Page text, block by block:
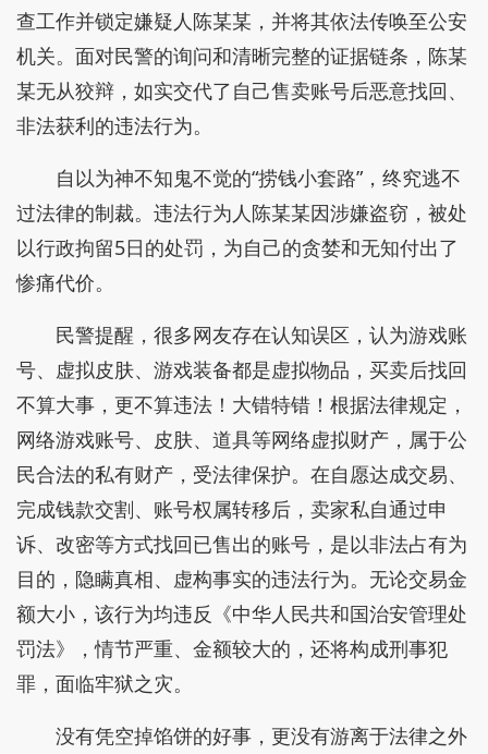
查工作并锁定嫌疑人陈某某，并将其依法传唤至公安
机关。面对民警的询问和清晰完整的证据链条，陈某
某无从狡辩，如实交代了自己售卖账号后恶意找回、
非法获利的违法行为。
自以为神不知鬼不觉的“捞钱小套路”，终究逃不
过法律的制裁。违法行为人陈某某因涉嫌盗窃，被处
以行政拘留5日的处罚，为自己的贪婪和无知付出了
惨痛代价。
民警提醒，很多网友存在认知误区，认为游戏账
号、虚拟皮肤、游戏装备都是虚拟物品，买卖后找回
不算大事，更不算违法！大错特错！根据法律规定，
网络游戏账号、皮肤、道具等网络虚拟财产，属于公
民合法的私有财产，受法律保护。在自愿达成交易、
完成钱款交割、账号权属转移后，卖家私自通过申
诉、改密等方式找回已售出的账号，是以非法占有为
目的，隐瞒真相、虚构事实的违法行为。无论交易金
额大小，该行为均违反《中华人民共和国治安管理处
罚法》，情节严重、金额较大的，还将构成刑事犯
罪，面临牢狱之灾。
没有凭空掉馅饼的好事，更没有游离于法律之外